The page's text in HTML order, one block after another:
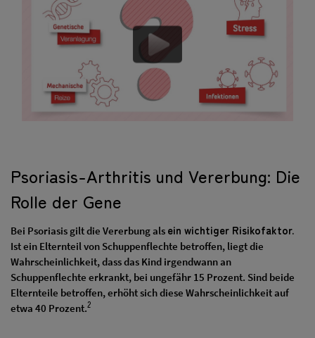
Psoriasis-Arthritis und Vererbung: Die
Rolle der Gene
Bei Psoriasis gilt die Vererbung als ein wichtiger Risikofaktor.
Ist ein Elternteil von Schuppenflechte betroffen, liegt die
Wahrscheinlichkeit, dass das Kind irgendwann an
Schuppenflechte erkrankt, bei ungefähr 15 Prozent. Sind beide
Elternteile betroffen, erhöht sich diese Wahrscheinlichkeit auf
etwa 40 Prozent.2